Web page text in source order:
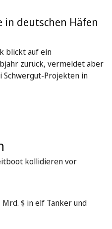
in deutschen Häfen
blickt auf ein
zurück, vermeldet aber
Schwergut-Projekten in
kollidieren vor
$ in elf Tanker und